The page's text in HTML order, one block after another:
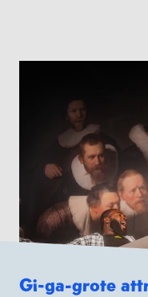
Gi-ga-grote